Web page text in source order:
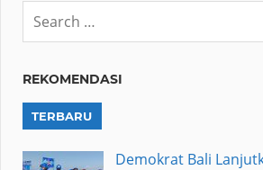
REKOMENDASI
TERBARU
Demokrat Bali